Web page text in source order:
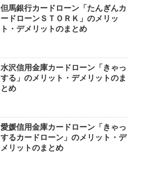
但馬銀行カードローン「たんぎんカ
ードローンＳＴＯＲＫ」のメリッ
ト・デメリットのまとめ
水沢信用金庫カードローン「きゃっ
する」のメリット・デメリットのま
とめ
愛媛信用金庫カードローン「きゃっ
するカードローン」のメリット・デ
メリットのまとめ